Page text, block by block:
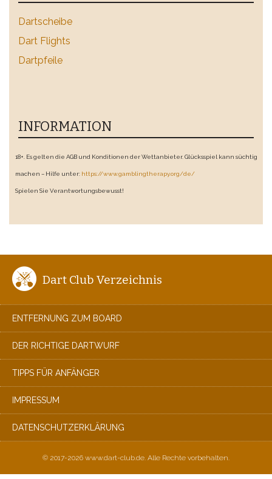
Dartscheibe
Dart Flights
Dartpfeile
INFORMATION
18+. Es gelten die AGB und Konditionen der Wettanbieter. Glücksspiel kann süchtig
machen – Hilfe unter: https://www.gamblingtherapy.org/de/
Spielen Sie Verantwortungsbewusst!
Dart Club Verzeichnis
ENTFERNUNG ZUM BOARD
DER RICHTIGE DARTWURF
TIPPS FÜR ANFÄNGER
IMPRESSUM
DATENSCHUTZERKLÄRUNG
© 2017-2026 www.dart-club.de. Alle Rechte vorbehalten.